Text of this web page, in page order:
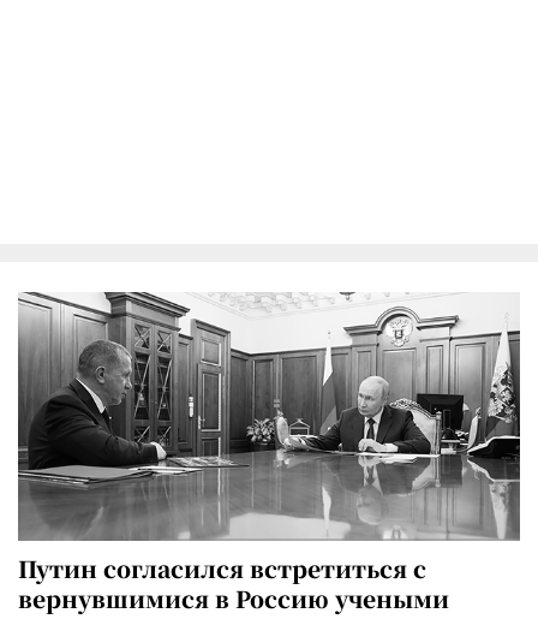
Путин согласился встретиться с
вернувшимися в Россию учеными